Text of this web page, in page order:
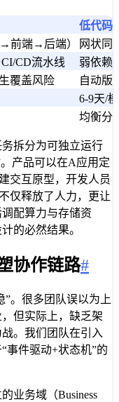
低代码
前端→后端）
网状同
CD流水线
弱依赖
覆盖风险
自动版
6-9天/
均衡分
拆分为可独立运行
产品可以在A应用定
交互原型，开发人员
仅释放了人力，更让
配算力与存储资
的必然结果。
协作链路#
”。很多团队误以为上
但实际上，缺乏架
。我们团队在引入
事件驱动+状态机”的
业务域（Business